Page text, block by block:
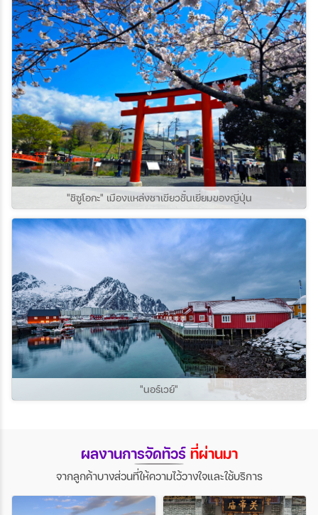
"ชิซูโอกะ" เมืองแหล่งชาเขียวชั้นเยี่ยมของญี่ปุ่น
"นอร์เวย์"
ผลงานการจัดทัวร์ที่ผ่านมา
จากลูกค้าบางส่วนที่ให้ความไว้วางใจและใช้บริการ